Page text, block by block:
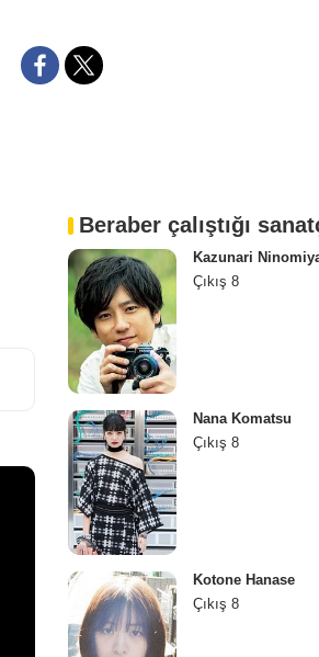
Beraber çalıştığı
Kazunari
Çıkış 8
Nana Komatsu
Çıkış 8
Kotone Hanase
Çıkış 8